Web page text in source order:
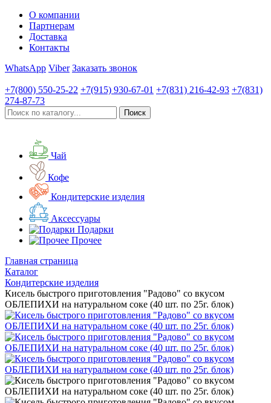
О компании
Партнерам
Доставка
Контакты
WhatsApp Viber Заказать звонок
+7(800) 550-25-22 +7(915) 930-67-01 +7(831) 216-42-93 +7(831)
274-87-73
Чай
Кофе
Кондитерские изделия
Аксессуары
Подарки
Прочее
Главная страница
Каталог
Кондитерские изделия
Кисель быстрого приготовления "Радово" со вкусом
ОБЛЕПИХИ на натуральном соке (40 шт. по 25г. блок)